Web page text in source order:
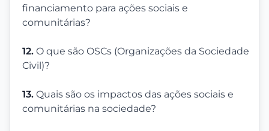
financiamento para ações sociais e
comunitárias?
12. O que são OSCs (Organizações da Sociedade
Civil)?
13. Quais são os impactos das ações sociais e
comunitárias na sociedade?